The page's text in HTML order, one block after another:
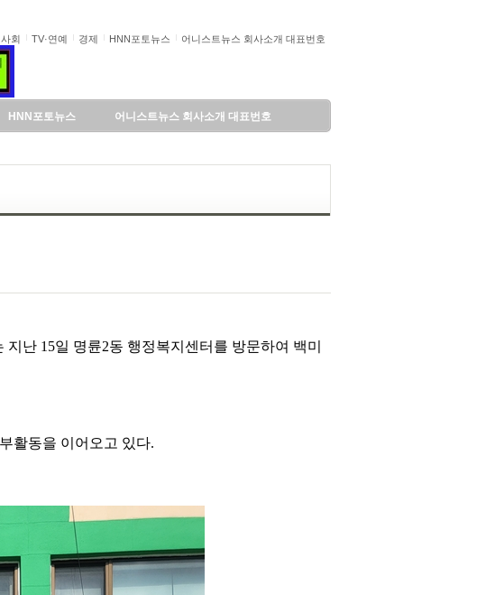
사회 TV·연예 경제 HNN포토뉴스 어니스트뉴스 회사소개 대표번호
HNN포토뉴스 어니스트뉴스 회사소개 대표번호
난 15일 명륜2동 행정복지센터를 방문하여 백미
활동을 이어오고 있다.